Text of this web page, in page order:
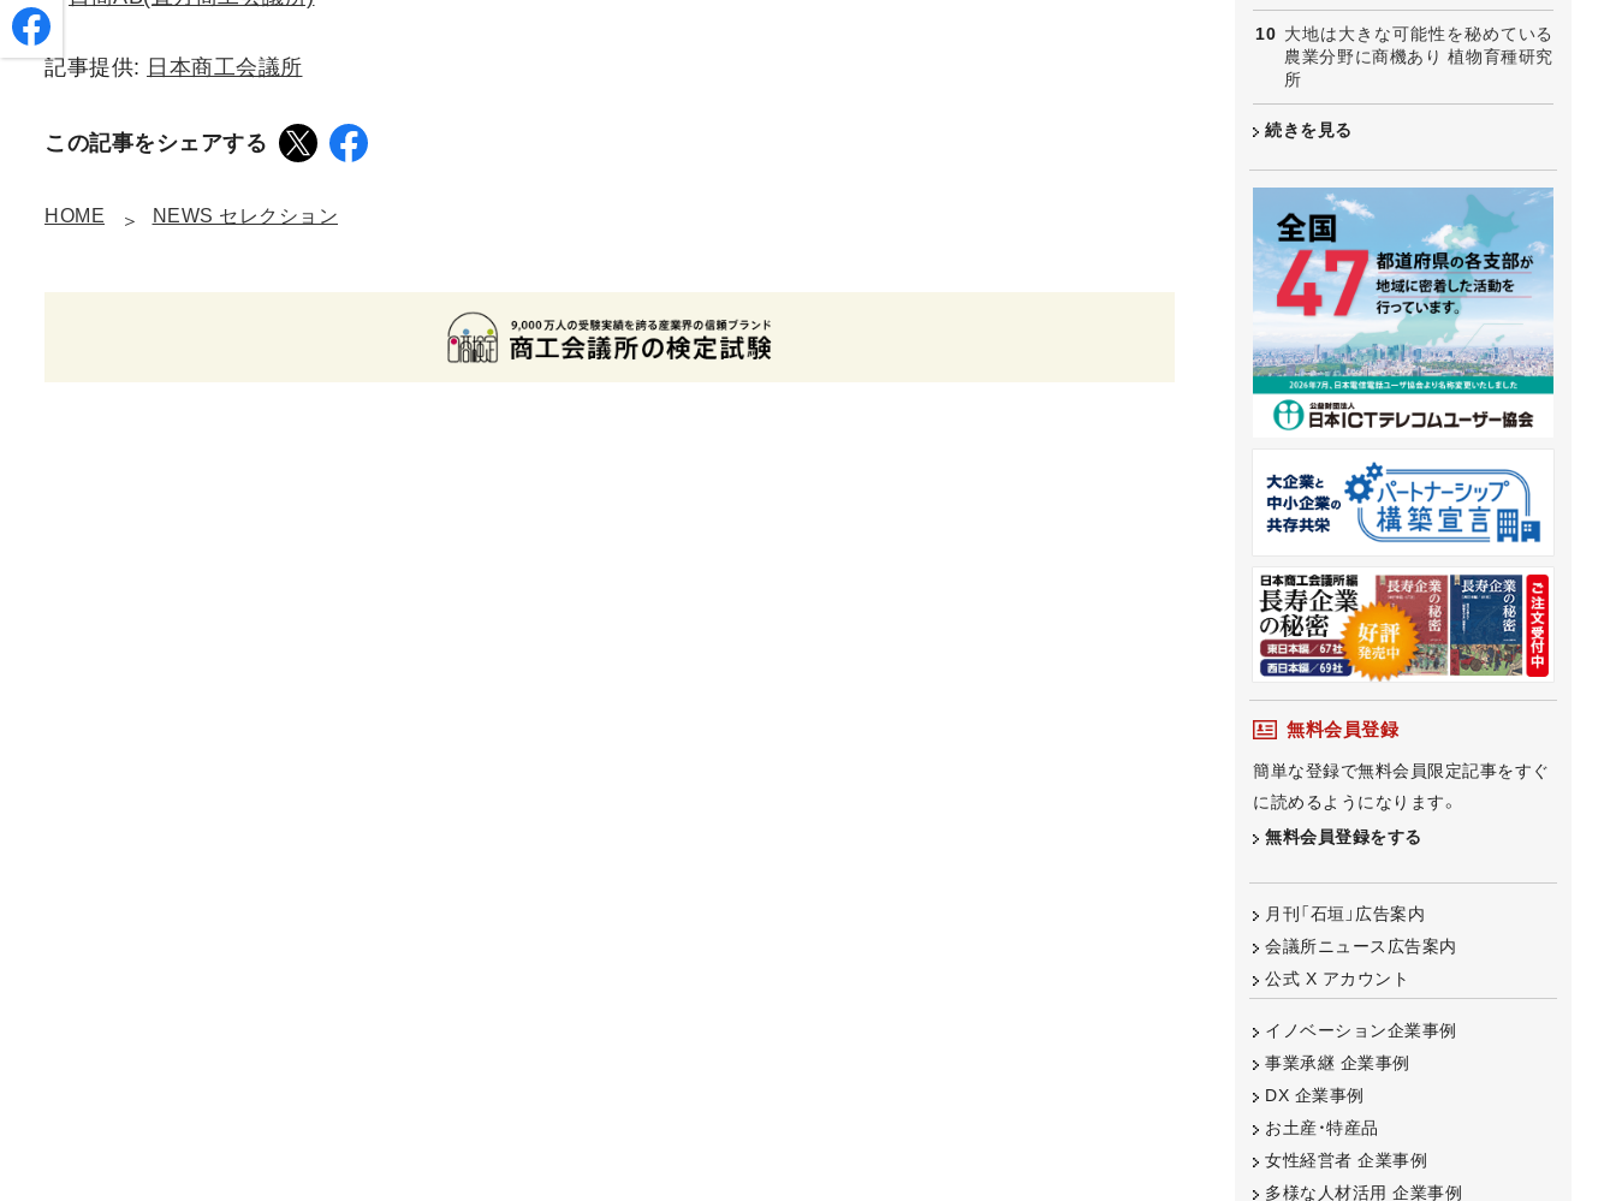
記事提供: 日本商工会議所
この記事をシェアする
HOME NEWS セレクション
大地は大きな可能性を秘めている
農業分野に商機あり 植物育種研究
所
続きを見る
無料会員登録
簡単な登録で無料会員限定記事をすぐ
に読めるようになります。
無料会員登録をする
月刊「石垣」広告案内
会議所ニュース広告案内
公式 X アカウント
イノベーション企業事例
事業承継 企業事例
DX 企業事例
お土産・特産品
女性経営者 企業事例
多様な人材活用 企業事例